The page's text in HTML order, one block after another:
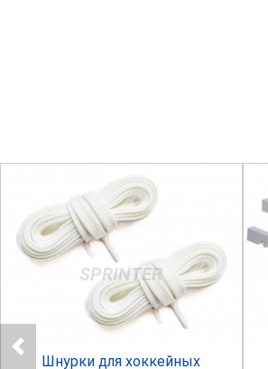
SPRINTER
Шнурки для хоккейных